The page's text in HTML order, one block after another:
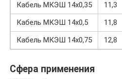
Кабель МКЭШ 14х0,35
11,3
Кабель МКЭШ 14х0,5
11,8
Кабель МКЭШ 14х0,75
12,8
Сфера применения